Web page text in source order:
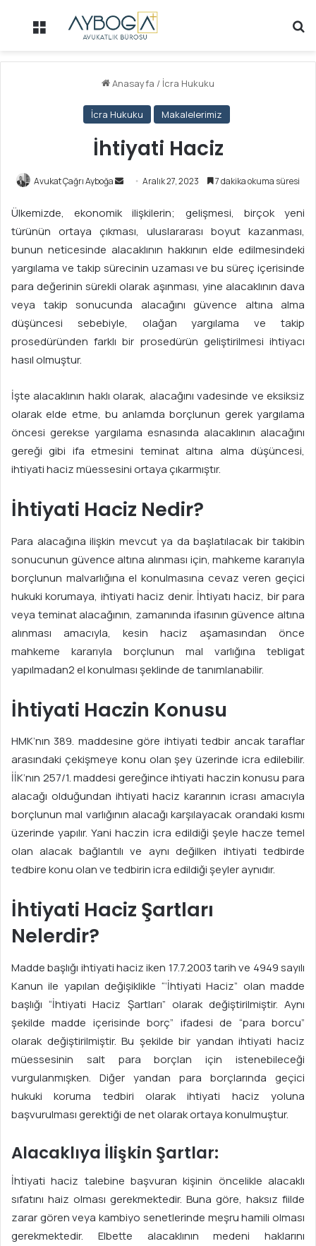
Menü
Anasayfa / İcra Hukuku
İcra Hukuku Makalelerimiz
İhtiyati Haciz
Avukat Çağrı Ayboğa
e
-
p
o
s
d
e
r
m
e
Aralık 27, 2023 7 dakika okuma süresi
Ülkemizde, ekonomik ilişkilerin; gelişmesi, birçok yeni
türünün ortaya çıkması, uluslararası boyut kazanması,
bunun neticesinde alacaklının hakkının elde edilmesindeki
yargılama ve takip sürecinin uzaması ve bu süreç içerisinde
para değerinin sürekli olarak aşınması, yine alacaklının dava
veya takip sonucunda alacağını güvence altına alma
düşüncesi sebebiyle, olağan yargılama ve takip
prosedüründen farklı bir prosedürün geliştirilmesi ihtiyacı
hasıl olmuştur.
İşte alacaklının haklı olarak, alacağını vadesinde ve eksiksiz
olarak elde etme, bu anlamda borçlunun gerek yargılama
öncesi gerekse yargılama esnasında alacaklının alacağını
gereği gibi ifa etmesini teminat altına alma düşüncesi,
ihtiyati haciz müessesini ortaya çıkarmıştır.
İhtiyati Haciz Nedir?
Para alacağına ilişkin mevcut ya da başlatılacak bir takibin
sonucunun güvence altına alınması için, mahkeme kararıyla
borçlunun malvarlığına el konulmasına cevaz veren geçici
hukuki korumaya, ihtiyati haciz denir. İhtiyatı haciz, bir para
veya teminat alacağının, zamanında ifasının güvence altına
alınması amacıyla, kesin haciz aşamasından önce
mahkeme kararıyla borçlunun mal varlığına tebligat
yapılmadan2 el konulması şeklinde de tanımlanabilir.
İhtiyati Haczin Konusu
HMK’nın 389. maddesine göre ihtiyati tedbir ancak taraflar
arasındaki çekişmeye konu olan şey üzerinde icra edilebilir.
İİK’nın 257/1. maddesi gereğince ihtiyati haczin konusu para
alacağı olduğundan ihtiyati haciz kararının icrası amacıyla
borçlunun mal varlığının alacağı karşılayacak orandaki kısmı
üzerinde yapılır. Yani haczin icra edildiği şeyle hacze temel
olan alacak bağlantılı ve aynı değilken ihtiyati tedbirde
tedbire konu olan ve tedbirin icra edildiği şeyler aynıdır.
İhtiyati Haciz Şartları
Nelerdir?
Madde başlığı ihtiyati haciz iken 17.7.2003 tarih ve 4949 sayılı
Kanun ile yapılan değişiklikle “‘İhtiyati Haciz” olan madde
başlığı “İhtiyati Haciz Şartları” olarak değiştirilmiştir. Aynı
şekilde madde içerisinde borç” ifadesi de “para borcu”
olarak değiştirilmiştir. Bu şekilde bir yandan ihtiyati haciz
müessesinin salt para borçlan için istenebileceği
vurgulanmışken. Diğer yandan para borçlarında geçici
hukuki koruma tedbiri olarak ihtiyati haciz yoluna
başvurulması gerektiği de net olarak ortaya konulmuştur.
Alacaklıya İlişkin Şartlar:
İhtiyati haciz talebine başvuran kişinin öncelikle alacaklı
sıfatını haiz olması gerekmektedir. Buna göre, haksız fiilde
zarar gören veya kambiyo senetlerinde meşru hamili olması
gerekmektedir. Elbette alacaklının medeni haklarını